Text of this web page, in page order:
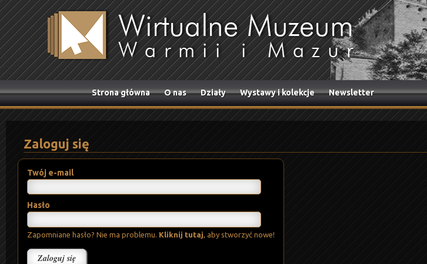
Strona główna O nas Działy Wystawy i kolekcje Newsletter
Zaloguj się
Twój e-mail
Hasło
Zapomniane hasło? Nie ma problemu. Kliknij tutaj , aby stworzyć nowe!